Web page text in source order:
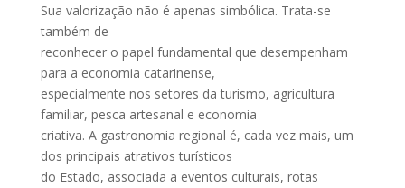
Sua valorização não é apenas simbólica. Trata-se
também de
reconhecer o papel fundamental que desempenham
para a economia catarinense,
especialmente nos setores da turismo, agricultura
familiar, pesca artesanal e economia
criativa. A gastronomia regional é, cada vez mais, um
dos principais atrativos turísticos
do Estado, associada a eventos culturais, rotas